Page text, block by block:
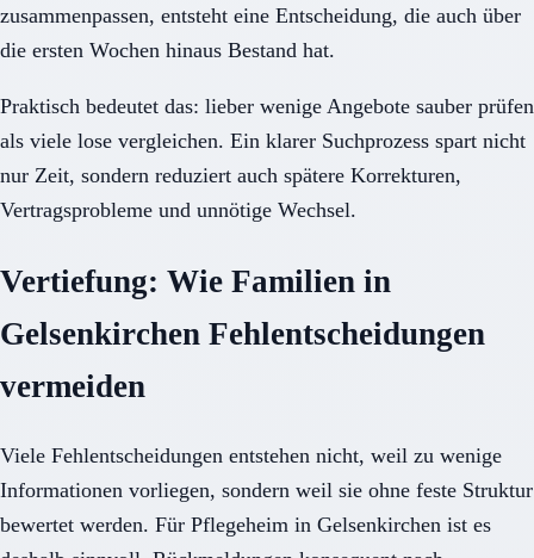
zusammenpassen, entsteht eine Entscheidung, die auch über
die ersten Wochen hinaus Bestand hat.
Praktisch bedeutet das: lieber wenige Angebote sauber prüfen
als viele lose vergleichen. Ein klarer Suchprozess spart nicht
nur Zeit, sondern reduziert auch spätere Korrekturen,
Vertragsprobleme und unnötige Wechsel.
Vertiefung: Wie Familien in
Gelsenkirchen Fehlentscheidungen
vermeiden
Viele Fehlentscheidungen entstehen nicht, weil zu wenige
Informationen vorliegen, sondern weil sie ohne feste Struktur
bewertet werden. Für Pflegeheim in Gelsenkirchen ist es